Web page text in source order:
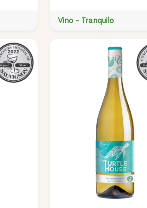
Vino - Tranquilo